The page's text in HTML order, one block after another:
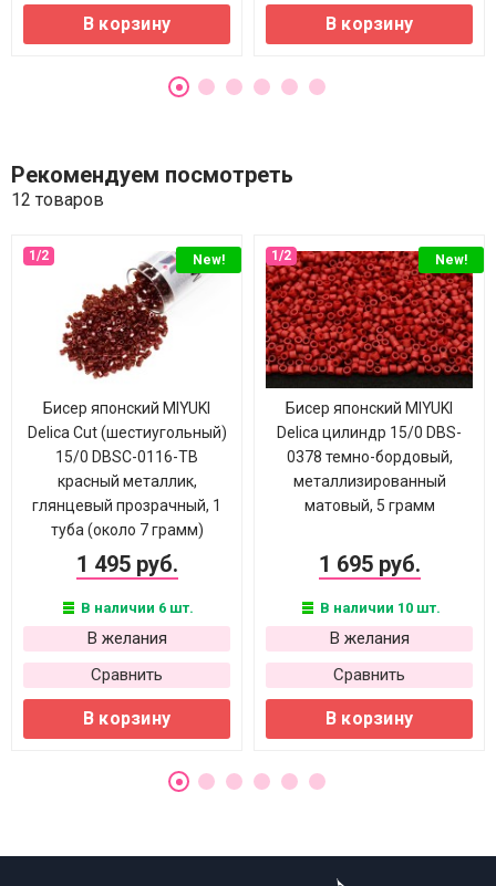
В корзину В корзину
Рекомендуем посмотреть
12 товаров
New!
Бисер японский MIYUKI
Delica Cut (шестиугольный)
15/0 DBSC-0116-ТВ
красный металлик,
глянцевый прозрачный, 1
туба (около 7 грамм)
1 495 руб.
В наличии 6 шт.
В желания
Сравнить
В корзину
New!
Бисер японский MIYUKI
Delica цилиндр 15/0 DBS-
0378 темно-бордовый,
металлизированный
матовый, 5 грамм
1 695 руб.
В наличии 10 шт.
В желания
Сравнить
В корзину